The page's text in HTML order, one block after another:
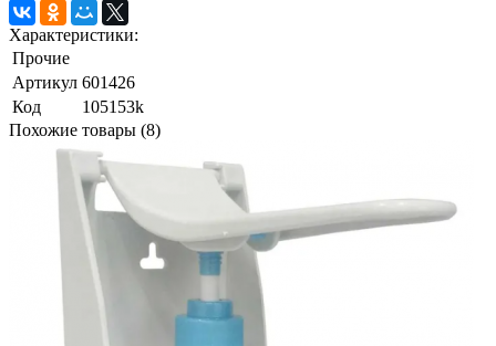
Характеристики:
Прочие
Артикул 601426
Код
105153k
Похожие товары (8)